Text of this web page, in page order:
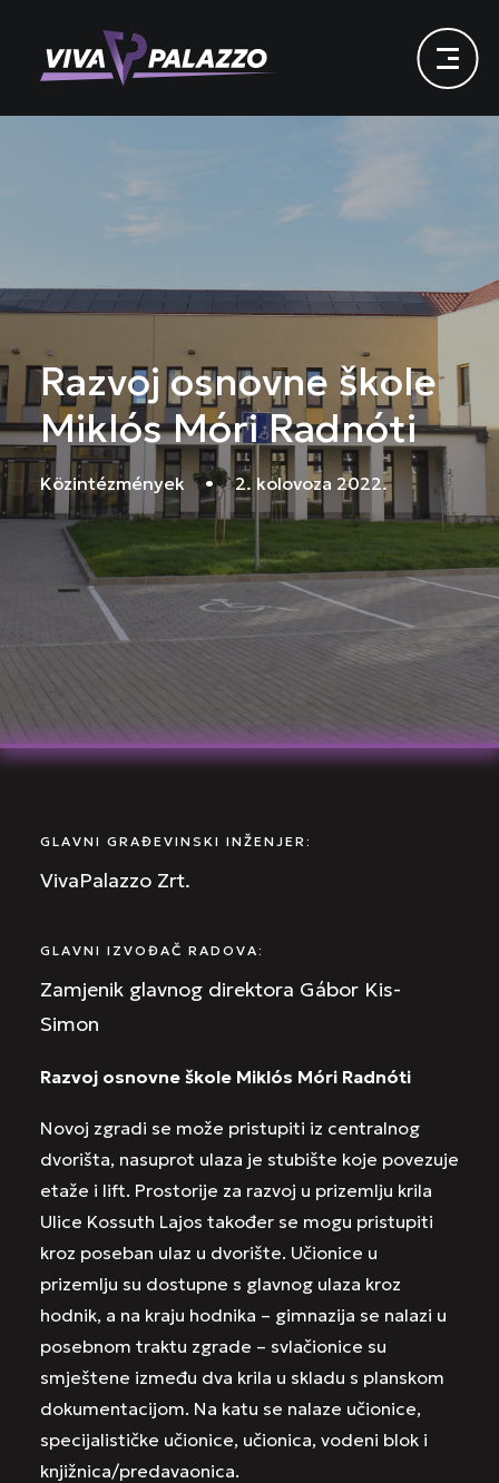
Razvoj osnovne škole
Miklós Móri Radnóti
Közintézmények • 2. kolovoza 2022.
GLAVNI GRAĐEVINSKI INŽENJER:
VivaPalazzo Zrt.
GLAVNI IZVOĐAČ RADOVA:
Zamjenik glavnog direktora Gábor Kis-
Simon
Razvoj osnovne škole Miklós Móri Radnóti
Novoj zgradi se može pristupiti iz centralnog
dvorišta, nasuprot ulaza je stubište koje povezuje
etaže i lift. Prostorije za razvoj u prizemlju krila
Ulice Kossuth Lajos također se mogu pristupiti
kroz poseban ulaz u dvorište. Učionice u
prizemlju su dostupne s glavnog ulaza kroz
hodnik, a na kraju hodnika – gimnazija se nalazi u
posebnom traktu zgrade – svlačionice su
smještene između dva krila u skladu s planskom
dokumentacijom. Na katu se nalaze učionice,
specijalističke učionice, učionica, vodeni blok i
knjižnica/predavaonica.